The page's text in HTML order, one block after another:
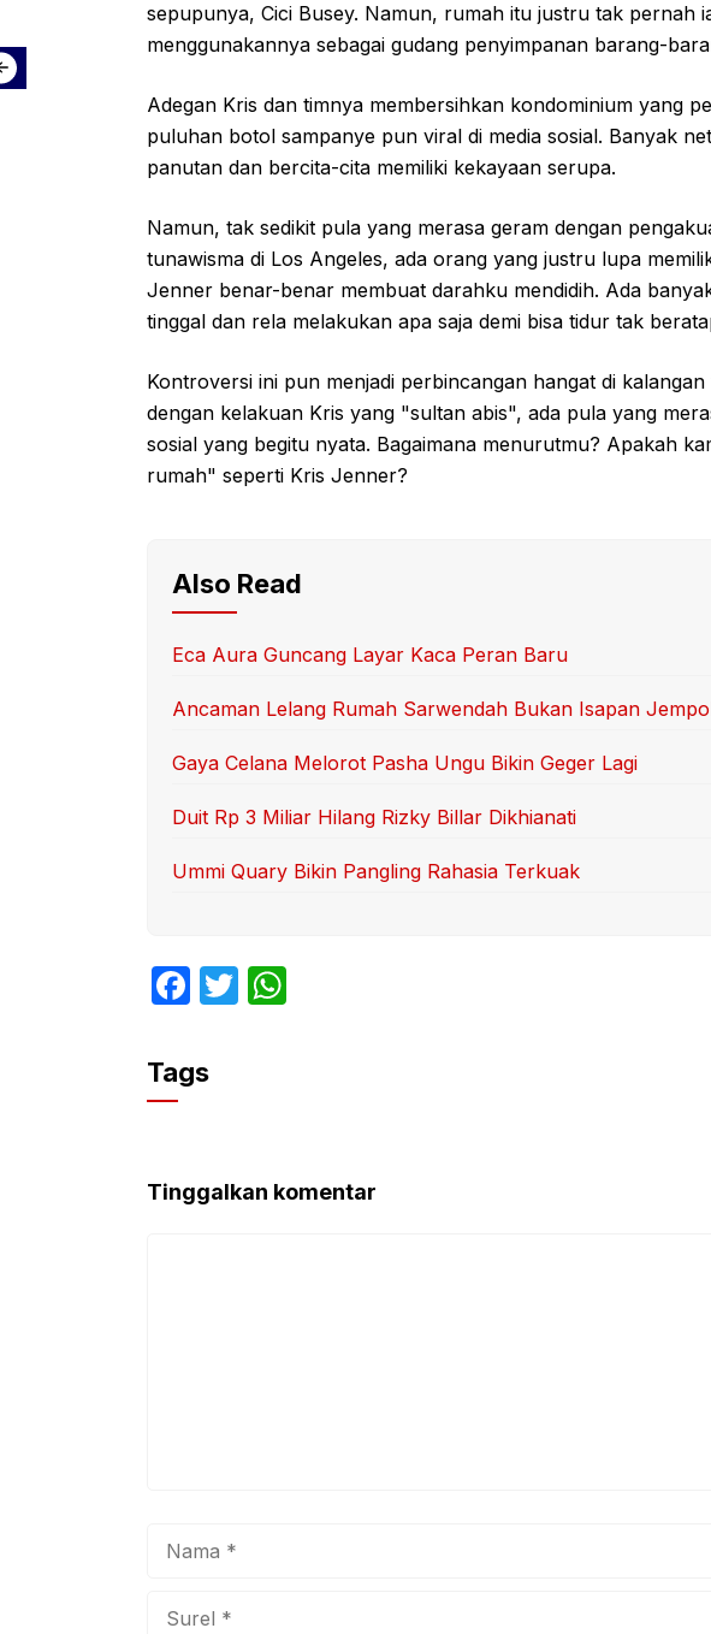
sepupunya, Cici Busey. Namun, rumah itu justru tak pernah
menggunakannya sebagai gudang penyimpanan barang-
Adegan Kris dan timnya membersihkan kondominium yang
puluhan botol sampanye pun viral di media sosial. Banyak
panutan dan bercita-cita memiliki kekayaan serupa.
Namun, tak sedikit pula yang merasa geram dengan
tunawisma di Los Angeles, ada orang yang justru lupa
Jenner benar-benar membuat darahku mendidih. Ada
tinggal dan rela melakukan apa saja demi bisa tidur tak
Kontroversi ini pun menjadi perbincangan hangat di
dengan kelakuan Kris yang "sultan abis", ada pula yang
sosial yang begitu nyata. Bagaimana menurutmu? Apakah
rumah" seperti Kris Jenner?
Also Read
Eca Aura Guncang Layar Kaca Peran Baru
Ancaman Lelang Rumah Sarwendah Bukan Isapan
Gaya Celana Melorot Pasha Ungu Bikin Geger Lagi
Duit Rp 3 Miliar Hilang Rizky Billar Dikhianati
Ummi Quary Bikin Pangling Rahasia Terkuak
F
c
e
o
o
T
p
Tags
Tinggalkan komentar